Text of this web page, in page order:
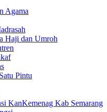
Agama
Haji dan Umroh
Pintu
KanKemenag Kab Semarang